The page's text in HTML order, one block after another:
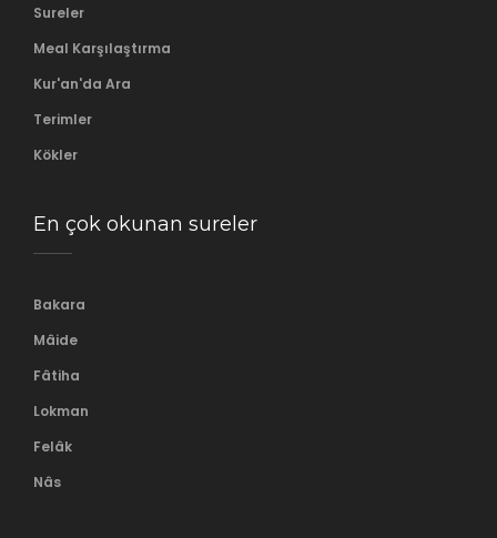
Sureler
Meal Karşılaştırma
Kur'an'da Ara
Terimler
Kökler
En çok okunan sureler
Bakara
Mâide
Fâtiha
Lokman
Felâk
Nâs